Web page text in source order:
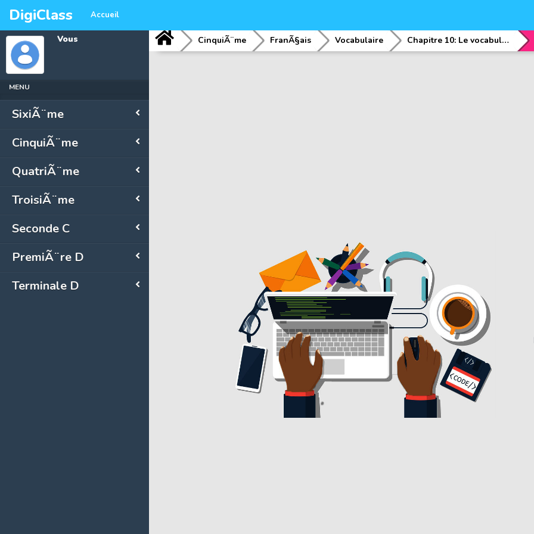
DigiClass Accueil
Vous
MENU
SixiÃ¨me
CinquiÃ¨me
QuatriÃ¨me
TroisiÃ¨me
Seconde C
PremiÃ¨re D
Terminale D
CinquiÃ¨me FranÃ§ais Vocabulaire Chapitre 10: Le vocabulaire des couleurs